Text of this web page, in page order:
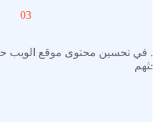
03
في تحسين محتوى موقع الويب